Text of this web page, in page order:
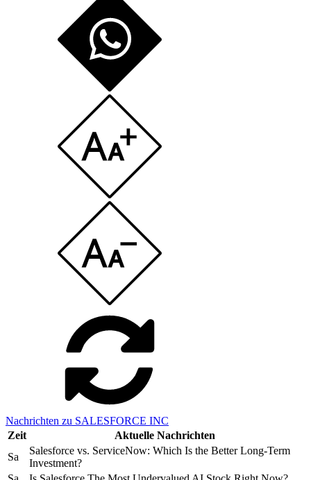
Nachrichten zu SALESFORCE INC
Zeit
Aktuelle Nachrichten
Sa
Salesforce vs. ServiceNow: Which Is the Better Long-Term
Investment?